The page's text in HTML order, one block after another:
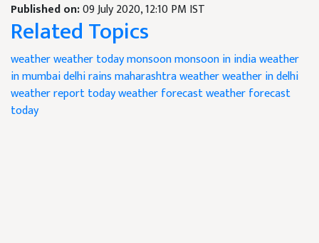
Published on:09 July 2020, 12:10 PM IST
Related Topics
weatherweather todaymonsoonmonsoon in indiaweather
in mumbaidelhi rainsmaharashtra weatherweather in delhi
weather report todayweather forecastweather forecast
today